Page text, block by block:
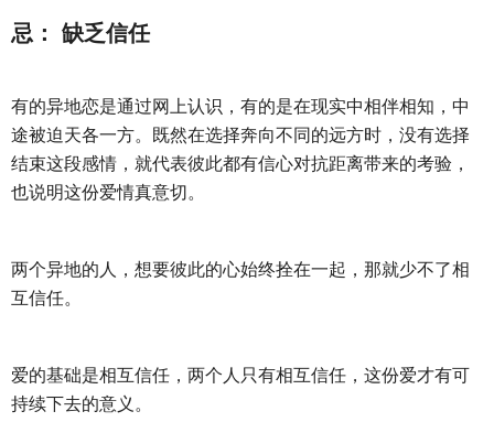
忌： 缺乏信任
有的异地恋是通过网上认识，有的是在现实中相伴相知，中
途被迫天各一方。既然在选择奔向不同的远方时，没有选择
结束这段感情，就代表彼此都有信心对抗距离带来的考验，
也说明这份爱情真意切。
两个异地的人，想要彼此的心始终拴在一起，那就少不了相
互信任。
爱的基础是相互信任，两个人只有相互信任，这份爱才有可
持续下去的意义。